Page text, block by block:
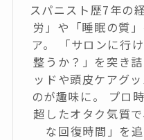
スパニスト歴7年の
労」や「睡眠の質
ア。 「サロンに行
整うか？」を突き
ッドや頭皮ケアグ
のが趣味に。 プロ
超したオタク気質
な回復時間」を